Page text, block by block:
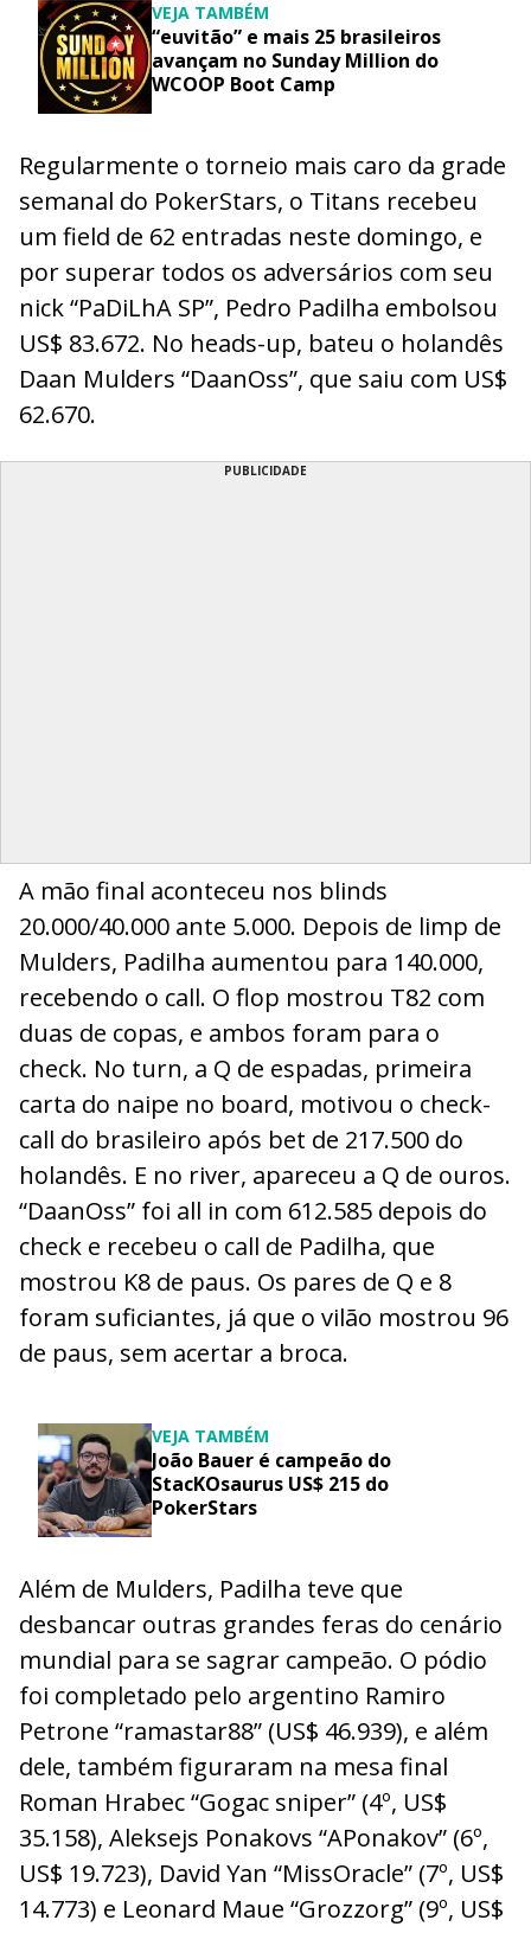
VEJA TAMBÉM
“euvitão” e mais 25 brasileiros
avançam no Sunday Million do
WCOOP Boot Camp
Regularmente o torneio mais caro da grade
semanal do PokerStars, o Titans recebeu
um field de 62 entradas neste domingo, e
por superar todos os adversários com seu
nick “PaDiLhA SP”, Pedro Padilha embolsou
US$ 83.672. No heads-up, bateu o holandês
Daan Mulders “DaanOss”, que saiu com US$
62.670.
PUBLICIDADE
A mão final aconteceu nos blinds
20.000/40.000 ante 5.000. Depois de limp de
Mulders, Padilha aumentou para 140.000,
recebendo o call. O flop mostrou T82 com
duas de copas, e ambos foram para o
check. No turn, a Q de espadas, primeira
carta do naipe no board, motivou o check-
call do brasileiro após bet de 217.500 do
holandês. E no river, apareceu a Q de ouros.
“DaanOss” foi all in com 612.585 depois do
check e recebeu o call de Padilha, que
mostrou K8 de paus. Os pares de Q e 8
foram suficiantes, já que o vilão mostrou 96
de paus, sem acertar a broca.
VEJA TAMBÉM
João Bauer é campeão do
StacKOsaurus US$ 215 do
PokerStars
Além de Mulders, Padilha teve que
desbancar outras grandes feras do cenário
mundial para se sagrar campeão. O pódio
foi completado pelo argentino Ramiro
Petrone “ramastar88” (US$ 46.939), e além
dele, também figuraram na mesa final
Roman Hrabec “Gogac sniper” (4º, US$
35.158), Aleksejs Ponakovs “APonakov” (6º,
US$ 19.723), David Yan “MissOracle” (7º, US$
14.773) e Leonard Maue “Grozzorg” (9º, US$